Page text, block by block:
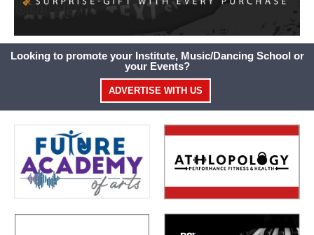
Looking to promote your Institute, Music/Dancing School or
your Events?
ADVERTISE WITH US